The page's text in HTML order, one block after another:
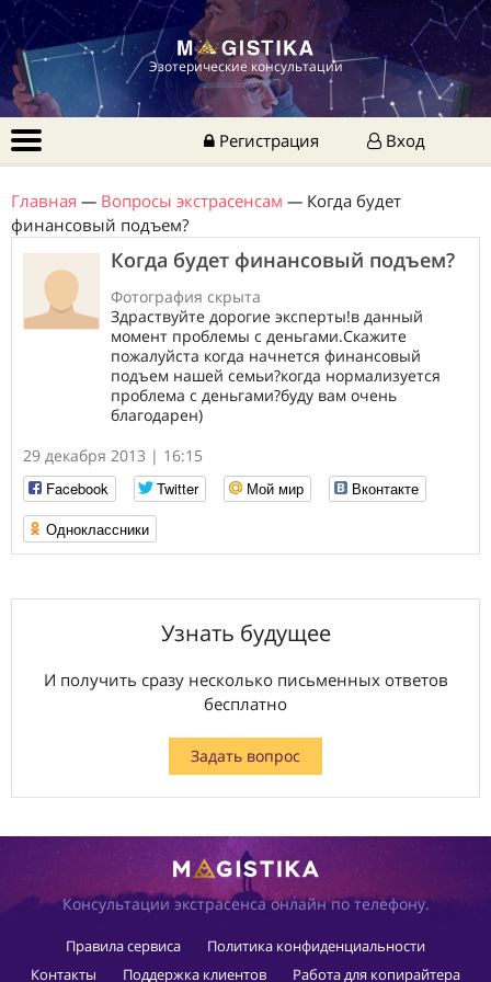
Эзотерические консультации
Регистрация Вход
Главная — Вопросы экстрасенсам — Когда будет
финансовый подъем?
Когда будет финансовый подъем?
Фотография скрыта
Здраствуйте дорогие эксперты!в данный
момент проблемы с деньгами.Скажите
пожалуйста когда начнется финансовый
подъем нашей семьи?когда нормализуется
проблема с деньгами?буду вам очень
благодарен)
29 декабря 2013 | 16:15
Facebook
Twitter Мой мир
Вконтакте
Одноклассники
Узнать будущее
И получить сразу несколько письменных ответов
бесплатно
Задать вопрос
Консультации экстрасенса онлайн по телефону.
Правила сервиса
Политика конфиденциальности
Контакты
Поддержка клиентов Работа для копирайтера